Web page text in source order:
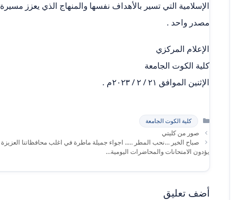
الإسلامية التي تسير بالأهداف نفسها والمنهاج الذي يعزز
مصدر واحد .
الإعلام المركزي
كلية الكوت الجامعة
الإثنين الموافق ٢١ / ٢ / ٢٠٢٣م .
التصنيفات
كلية الكوت الجامعة
صور من كليتي
صباح الخير …نحب المطر ….. اجواء جميلة ماطرة في اغلب محافظاتنا
يؤدون الامتحانات والمحاضرات اليومية…
أضف تعليق